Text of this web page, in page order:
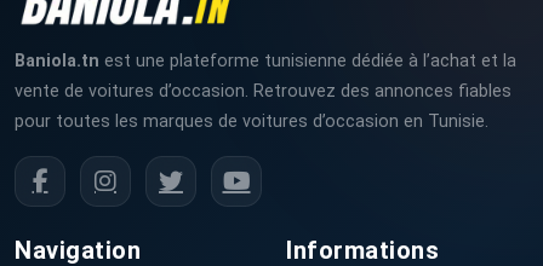
Baniola.tn est une plateforme tunisienne dédiée à l’achat et la
vente de voitures d’occasion. Retrouvez des annonces fiables
pour toutes les marques de voitures d’occasion en Tunisie.
Navigation Informations